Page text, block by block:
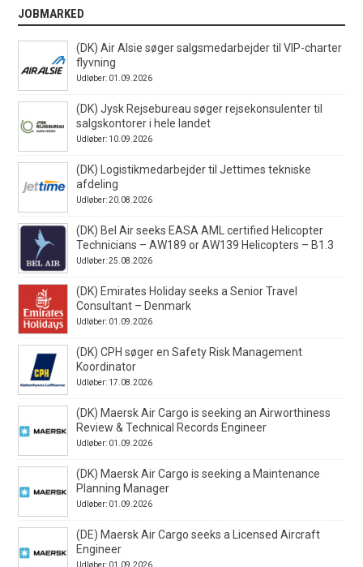
JOBMARKED
(DK) Air Alsie søger salgsmedarbejder til VIP-charter
flyvning
Udløber: 01.09.2026
(DK) Jysk Rejsebureau søger rejsekonsulenter til
salgskontorer i hele landet
Udløber: 10.09.2026
(DK) Logistikmedarbejder til Jettimes tekniske
afdeling
Udløber: 20.08.2026
(DK) Bel Air seeks EASA AML certified Helicopter
Technicians – AW189 or AW139 Helicopters – B1.3
Udløber: 25.08.2026
(DK) Emirates Holiday seeks a Senior Travel
Consultant – Denmark
Udløber: 01.09.2026
(DK) CPH søger en Safety Risk Management
Koordinator
Udløber: 17.08.2026
(DK) Maersk Air Cargo is seeking an Airworthiness
Review & Technical Records Engineer
Udløber: 01.09.2026
(DK) Maersk Air Cargo is seeking a Maintenance
Planning Manager
Udløber: 01.09.2026
(DE) Maersk Air Cargo seeks a Licensed Aircraft
Engineer
Udløber: 01.09.2026